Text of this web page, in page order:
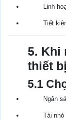
Linh
Tiết
5. Khi
thiết
5.1
Ngân
Tải nhỏ